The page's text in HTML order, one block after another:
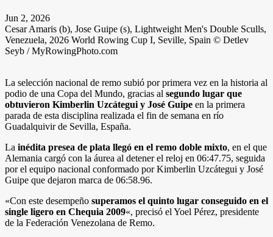
Jun 2, 2026
Cesar Amaris (b), Jose Guipe (s), Lightweight Men's Double Sculls,
Venezuela, 2026 World Rowing Cup I, Seville, Spain © Detlev
Seyb / MyRowingPhoto.com
La selección nacional de remo subió por primera vez en la historia al
podio de una Copa del Mundo, gracias al segundo lugar que
obtuvieron Kimberlin Uzcátegui y José Guipe en la primera
parada de esta disciplina realizada el fin de semana en río
Guadalquivir de Sevilla, España.
La inédita presea de plata llegó en el remo doble mixto, en el que
Alemania cargó con la áurea al detener el reloj en 06:47.75, seguida
por el equipo nacional conformado por Kimberlin Uzcátegui y José
Guipe que dejaron marca de 06:58.96.
«Con este desempeño superamos el quinto lugar conseguido en el
single ligero en Chequia 2009«, precisó el Yoel Pérez, presidente
de la Federación Venezolana de Remo.